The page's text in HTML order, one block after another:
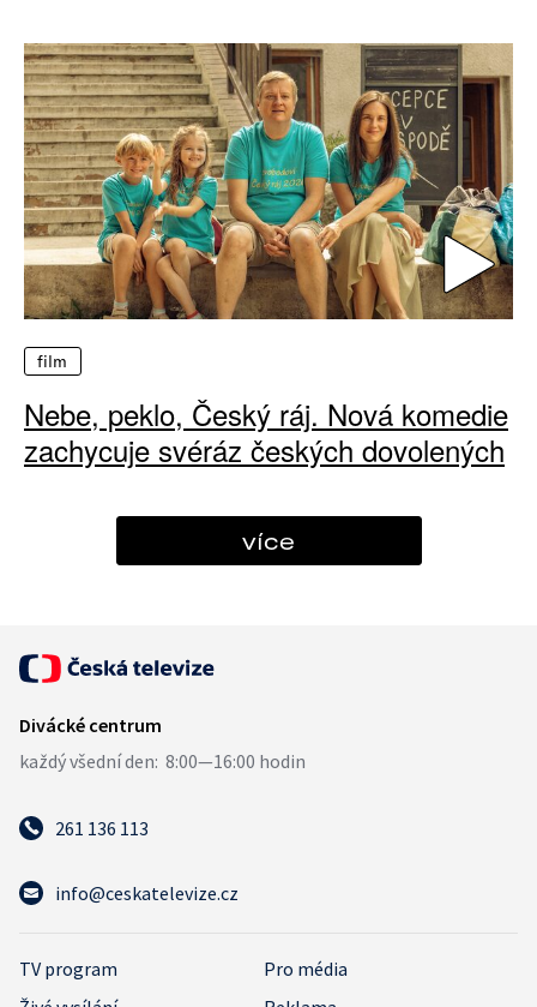
film
Nebe, peklo, Český ráj. Nová komedie
zachycuje svéráz českých dovolených
více
261 136 113
info@ceskatelevize.cz
TV program
Pro média